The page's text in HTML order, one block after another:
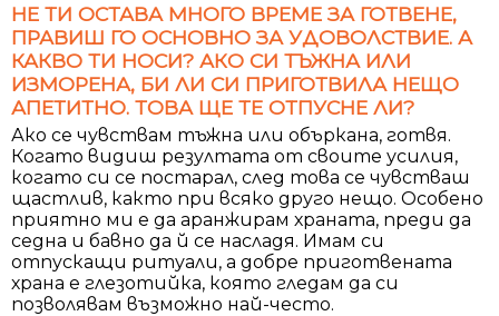
НЕ ТИ ОСТАВА МНОГО ВРЕМЕ ЗА ГОТВЕНЕ,
ПРАВИШ ГО ОСНОВНО ЗА УДОВОЛСТВИЕ. А
КАКВО ТИ НОСИ? АКО СИ ТЪЖНА ИЛИ
ИЗМОРЕНА, БИ ЛИ СИ ПРИГОТВИЛА НЕЩО
АПЕТИТНО. ТОВА ЩЕ ТЕ ОТПУСНЕ ЛИ?
Ако се чувствам тъжна или объркана, готвя.
Когато видиш резултата от своите усилия,
когато си се постарал, след това се чувстваш
щастлив, както при всяко друго нещо. Особено
приятно ми е да аранжирам храната, преди да
седна и бавно да й се насладя. Имам си
отпускащи ритуали, а добре приготвената
храна е глезотийка, която гледам да си
позволявам възможно най-често.